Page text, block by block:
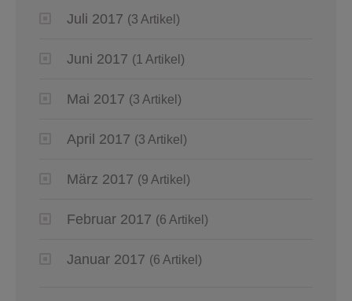
Juli 2017 (3 Artikel)
Juni 2017 (1 Artikel)
Mai 2017 (3 Artikel)
April 2017 (3 Artikel)
März 2017 (9 Artikel)
Februar 2017 (6 Artikel)
Januar 2017 (6 Artikel)